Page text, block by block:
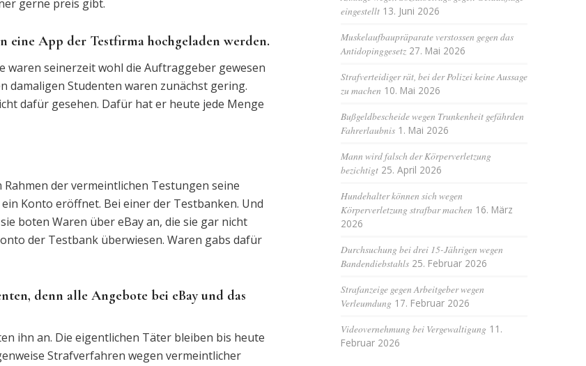
gerne preis gibt.
eine App der Testfirma hochgeladen werden.
waren seinerzeit wohl die Auftraggeber gewesen
damaligen Studenten waren zunächst gering.
dafür gesehen. Dafür hat er heute jede Menge
der vermeintlichen Testungen seine
Konto eröffnet. Bei einer der Testbanken. Und
boten Waren über eBay an, die sie gar nicht
der Testbank überwiesen. Waren gabs dafür
denn alle Angebote bei eBay und das
ihn an. Die eigentlichen Täter bleiben bis heute
Strafverfahren wegen vermeintlicher
eingestellt 13. Juni 2026
Muskelaufbaupräparate verstossen gegen das
Antidopinggesetz 27. Mai 2026
Strafverteidiger rät, bei der Polizei keine Aussage
zu machen 10. Mai 2026
Bußgeldbescheide wegen Trunkenheit gefährden
Fahrerlaubnis 1. Mai 2026
Mann wird falsch der Körperverletzung
bezichtigt 25. April 2026
Hundehalter können sich wegen
Körperverletzung strafbar machen 16. März
2026
Durchsuchung bei drei 15-Jährigen wegen
Bandendiebstahls 25. Februar 2026
Strafanzeige gegen Arbeitgeber wegen
Verleumdung 17. Februar 2026
Videovernehmung bei Vergewaltigung 11.
Februar 2026